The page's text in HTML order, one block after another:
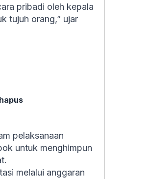
pribadi oleh kepala
tujuh orang,” ujar
pelaksanaan
untuk menghimpun
melalui anggaran